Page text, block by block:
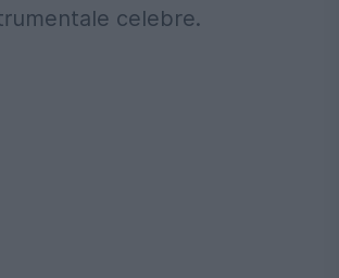
celebre.